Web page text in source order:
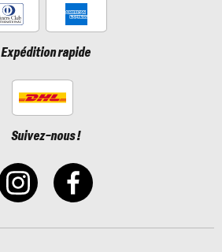
Expédition rapide
Suivez-nous !